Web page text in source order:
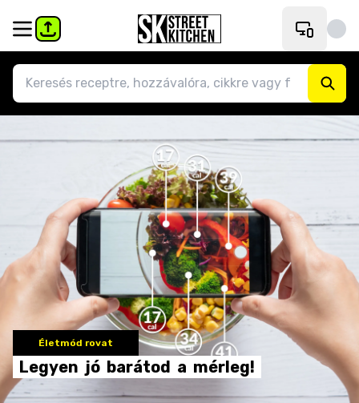
Életmód rovat
Legyen jó barátod a mérleg!